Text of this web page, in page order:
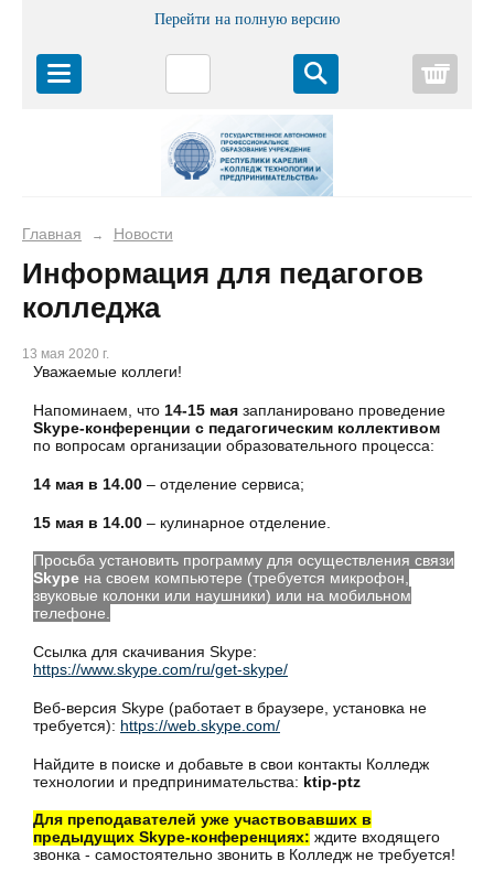
Перейти на полную версию
Главная → Новости
Информация для педагогов
колледжа
13 мая 2020 г.
Уважаемые коллеги!
Напоминаем, что 14-15 мая запланировано проведение
Skype-конференции с педагогическим коллективом
по вопросам организации образовательного процесса:
14 мая в 14.00 – отделение сервиса;
15 мая в 14.00 – кулинарное отделение.
Просьба установить программу для осуществления связи
Skype на своем компьютере (требуется микрофон,
звуковые колонки или наушники) или на мобильном
телефоне.
Ссылка для скачивания Skype:
https://www.skype.com/ru/get-skype/
Веб-версия Skype (работает в браузере, установка не
требуется): https://web.skype.com/
Найдите в поиске и добавьте в свои контакты Колледж
технологии и предпринимательства: ktip-ptz
Для преподавателей уже участвовавших в
предыдущих Skype-конференциях: ждите входящего
звонка - самостоятельно звонить в Колледж не требуется!